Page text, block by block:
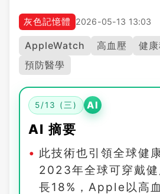
灰色記憶體 2026-05-13 13:03
AppleWatch 高血壓 健
預防醫學
5/13 (三) AI
AI 摘要
此技術也引領全球健
2023年全球可穿戴
長18%，Apple以高